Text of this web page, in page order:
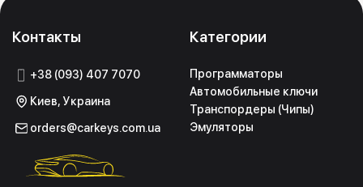
Контакты
+38 (093) 407 7070
Киев, Украина
orders@carkeys.com.ua
Категории
Программаторы
Автомобильные ключи
Транспордеры (Чипы)
Эмуляторы